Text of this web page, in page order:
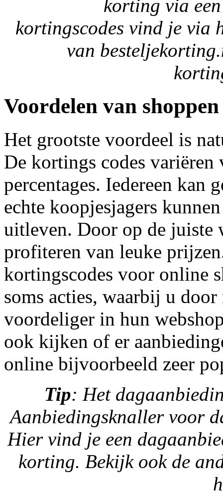
korting via
kortingscodes vind je via
van
Voordelen van
Het grootste voordeel is
De kortings codes variëren
percentages. Iedereen kan
echte koopjesjagers
uitleven. Door op de juiste
profiteren van leuke
kortingscodes voor online
soms acties, waarbij u
voordeliger in hun
ook kijken of er
online bijvoorbeeld zeer
Tip: Het
Aanbiedingsknaller voor
Hier vind je een
korting. Bekijk ook de